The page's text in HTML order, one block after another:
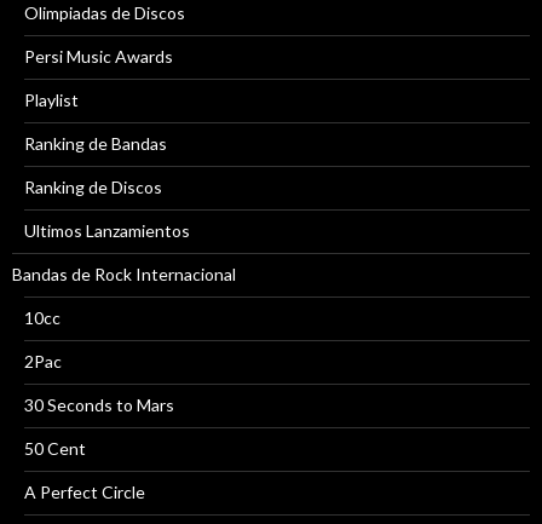
Olimpiadas de Discos
Persi Music Awards
Playlist
Ranking de Bandas
Ranking de Discos
Ultimos Lanzamientos
Bandas de Rock Internacional
10cc
2Pac
30 Seconds to Mars
50 Cent
A Perfect Circle